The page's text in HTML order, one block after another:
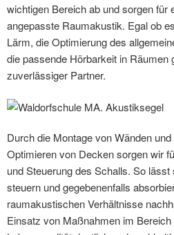
wichtigen Bereich ab und sorgen für
angepasste Raumakustik. Egal ob
Lärm, die Optimierung des
die passende Hörbarkeit in Räumen
zuverlässiger Partner.
Durch die Montage von Wänden
Optimieren von Decken sorgen wir
und Steuerung des Schalls. So
steuern und gegebenenfalls
raumakustischen Verhältnisse
Einsatz von Maßnahmen im